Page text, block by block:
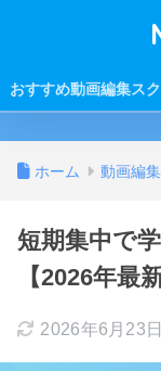
おすすめ動画編集ス
ホーム 動画編
短期集中で
【2026年最
2026年6月23日